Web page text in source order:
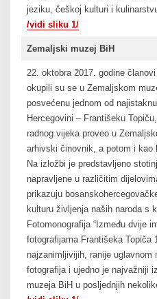
jeziku, češkoj kulturi i
/vidi sliku 1/
Zemaljski muzej BiH
22. oktobra 2017. godine
okupili su se u Zemaljskom
posvećenu jednom od
Hercegovini – Františeku
radnog vijeka proveo u
arhivski činovnik, a potom i kao
Na izložbi je predstavljeno
napravljene u različitim
prikazuju
kulturu življenja naših naroda s
Fotomonografija “Između dvije
fotografijama Františeka Topiča
najzanimljivijih, ranije uglavnom
fotografija i ujedno je najvažniji
muzeja BiH u posljednjih